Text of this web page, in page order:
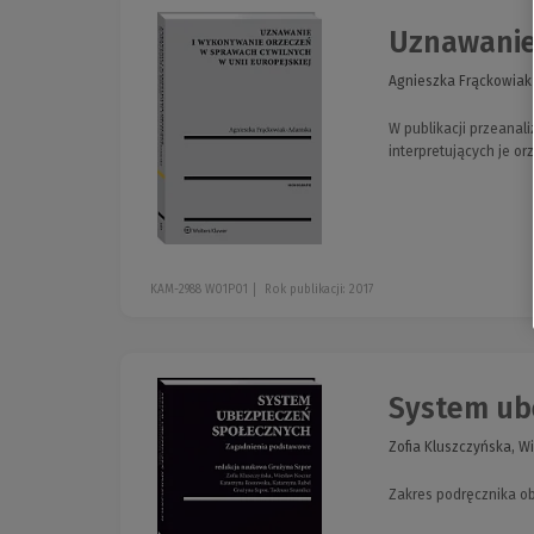
Agnieszka
W publikacji
interpretujących je
KAM-2988 W01P01 Rok publikacji: 2017
System
Zofia Kluszczyńska,
Zakres podręcznika